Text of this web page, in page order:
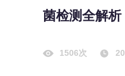
新能源
菌检测全解析
1506次